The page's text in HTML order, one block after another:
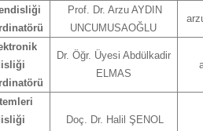
Prof. Dr. Arzu AYDIN
UNCUMUSAOĞLU
Dr. Öğr. Üyesi Abdülkadir
ELMAS
Doç. Dr. Halil ŞENOL